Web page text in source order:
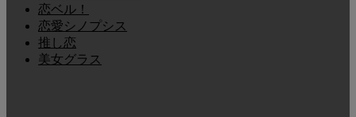
恋ベル！
恋愛シノプシス
推し恋
美女グラス